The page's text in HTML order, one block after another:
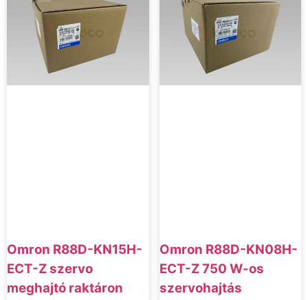
Omron R88D-KN15H-
ECT-Z szervo
meghajtó raktáron
Omron R88D-KN08H-
ECT-Z 750 W-os
szervohajtás